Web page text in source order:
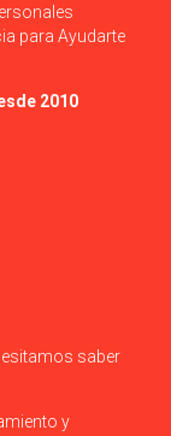
para Ayudarte
2010
saber
y